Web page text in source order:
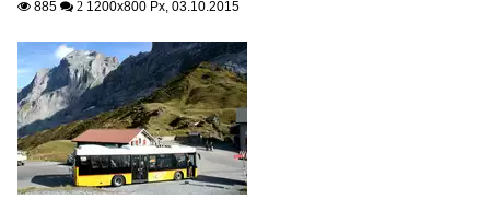
 885  2 1200x800 Px, 03.10.2015